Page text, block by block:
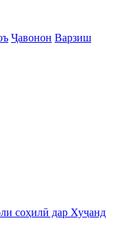
Ҷавонон Варзиш
соҳилӣ дар Хуҷанд